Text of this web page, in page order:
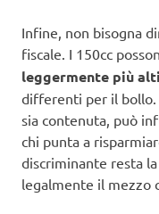
Infine, non bisogna
fiscale. I 150cc
leggermente più alti
differenti per il bollo.
sia contenuta, può
chi punta a
discriminante resta
legalmente il mezzo